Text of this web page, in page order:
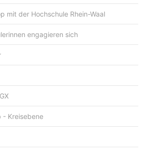
mit der Hochschule Rhein-Waal
engagieren sich
- Kreisebene